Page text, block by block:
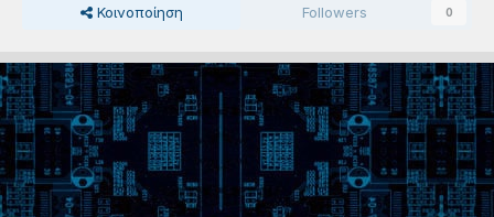
Κοινοποίηση Followers 0